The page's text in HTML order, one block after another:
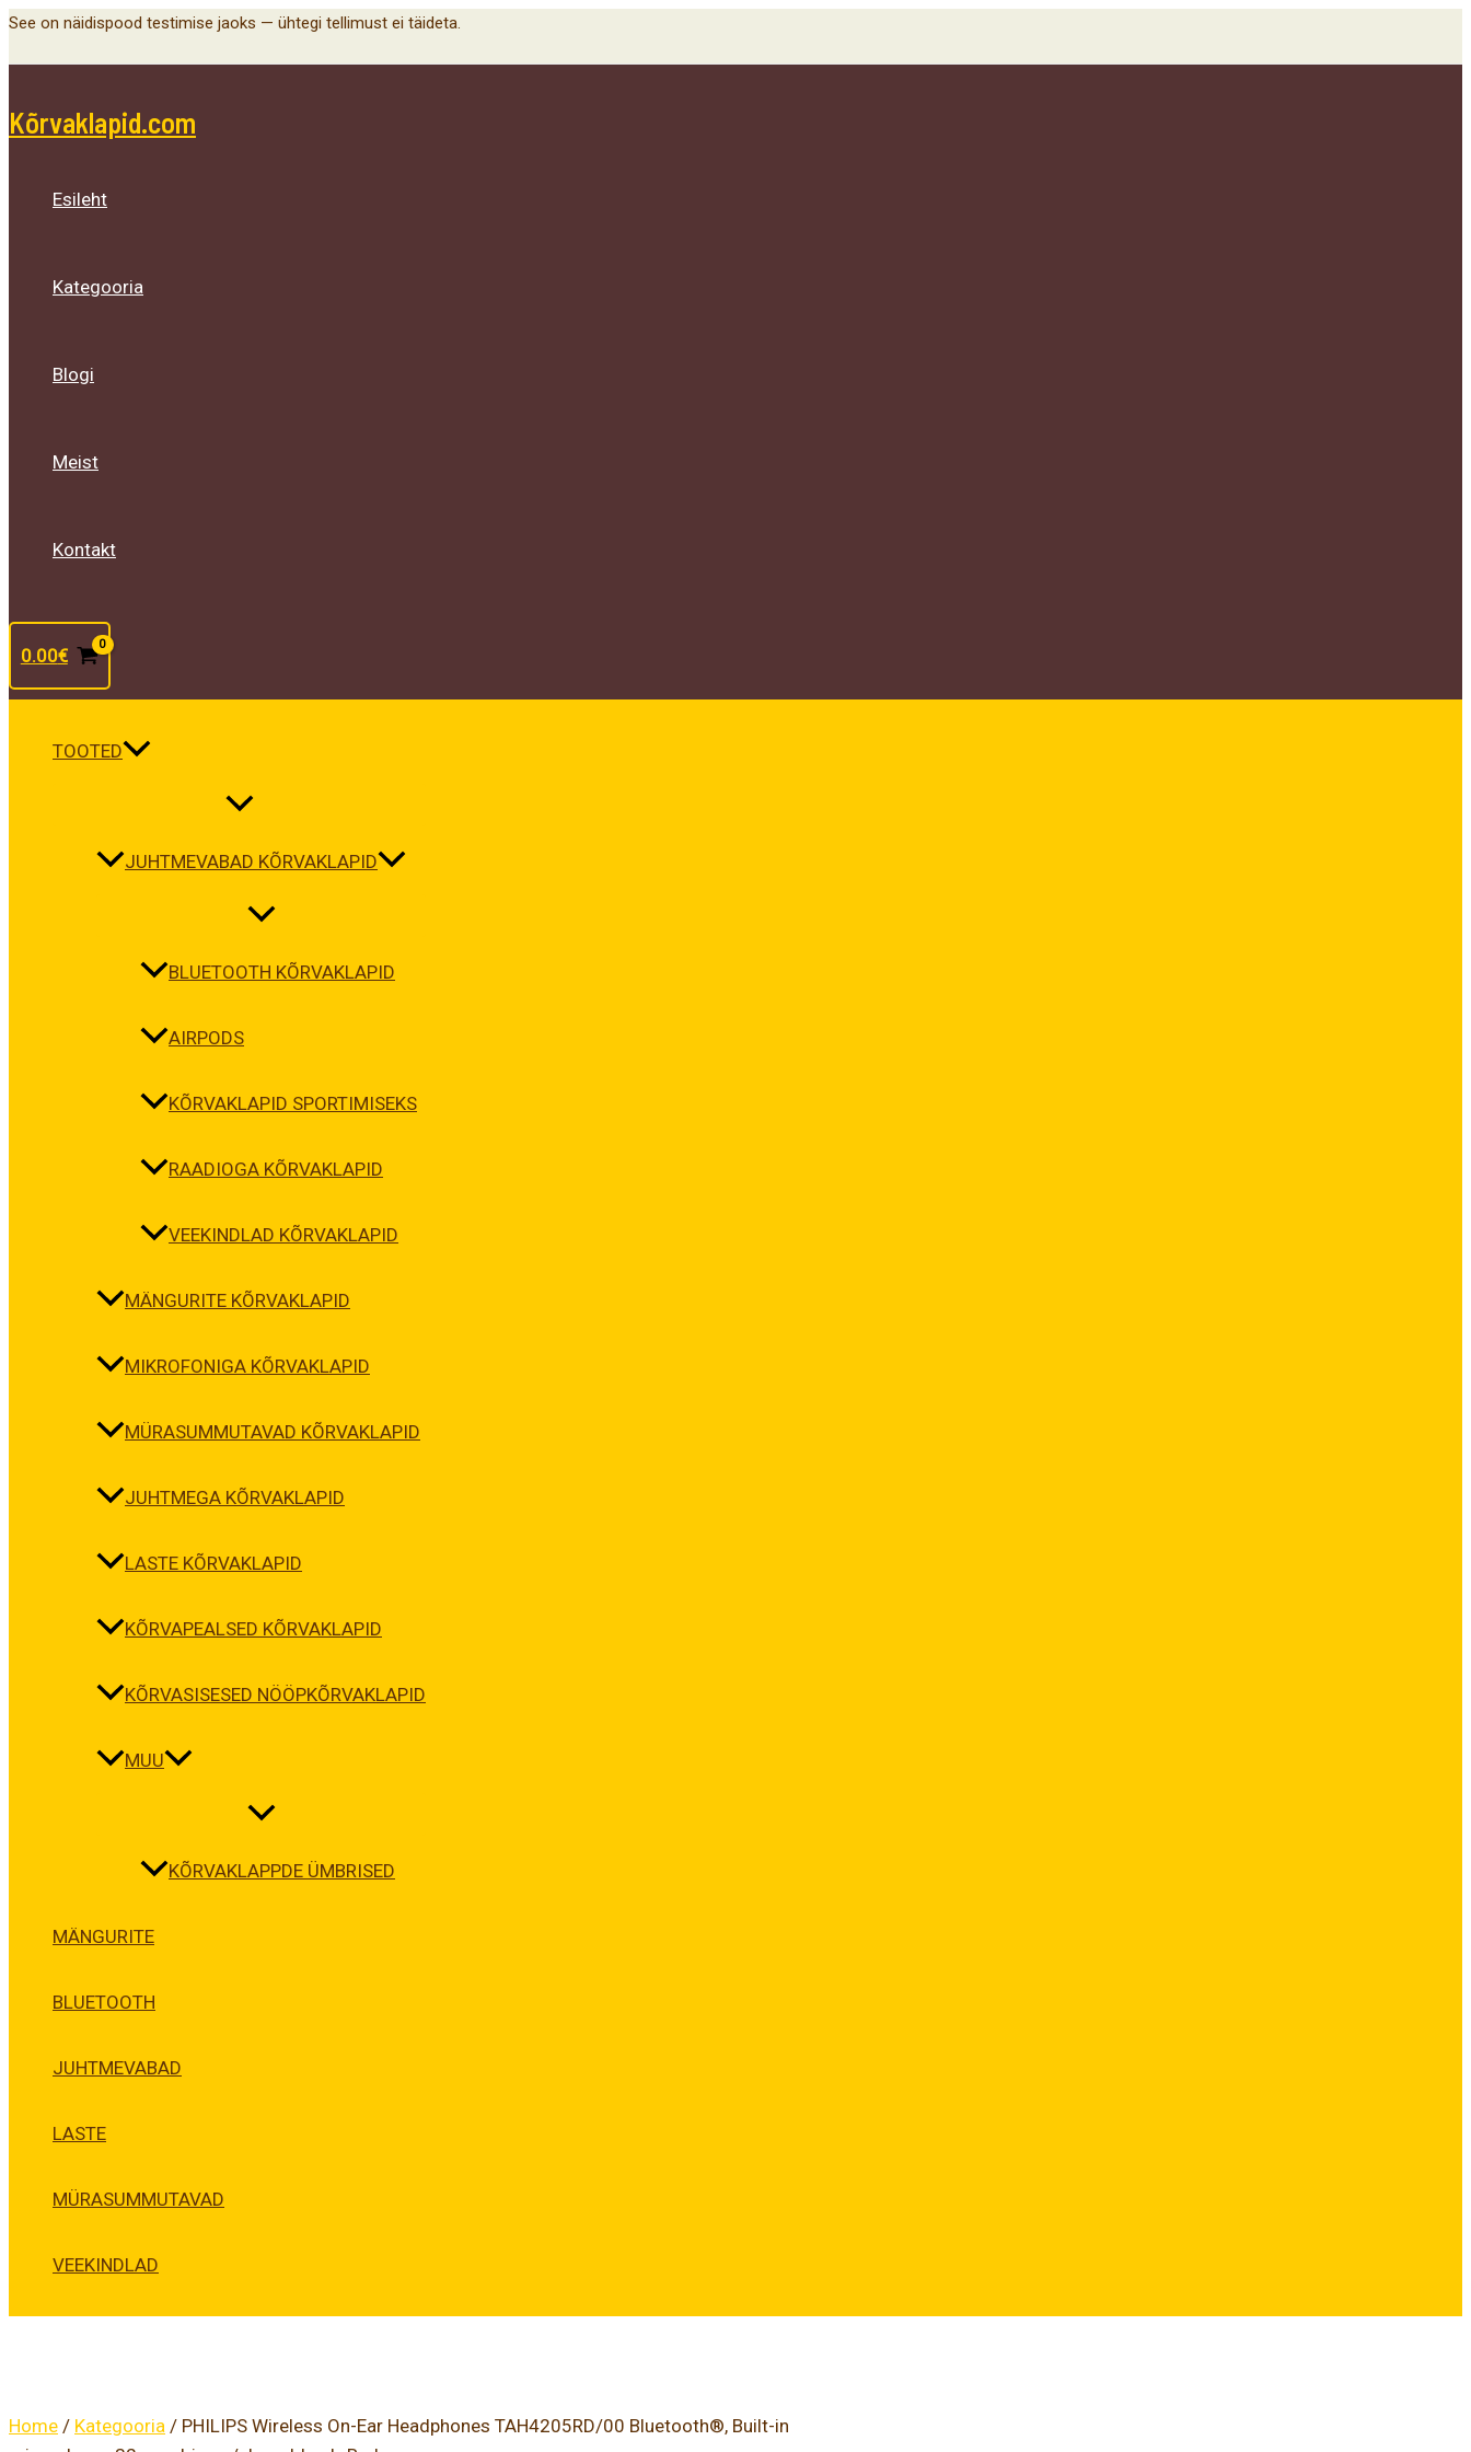
Skip
See on näidispood testimise jaoks — ühtegi tellimust ei täideta.
Kõrvaklapid.com
Esileht
Kategooria
Blogi
Meist
Kontakt
0.00€
TOOTED
Menu
Toggle
JUHTMEVABAD KÕRVAKLAPID
Menu
Toggle
BLUETOOTH KÕRVAKLAPID
AIRPODS
KÕRVAKLAPID SPORTIMISEKS
RAADIOGA KÕRVAKLAPID
VEEKINDLAD KÕRVAKLAPID
MÄNGURITE KÕRVAKLAPID
MIKROFONIGA KÕRVAKLAPID
MÜRASUMMUTAVAD KÕRVAKLAPID
JUHTMEGA KÕRVAKLAPID
LASTE KÕRVAKLAPID
KÕRVAPEALSED KÕRVAKLAPID
KÕRVASISESED NÖÖPKÕRVAKLAPID
MUU
Menu
Toggle
KÕRVAKLAPPDE ÜMBRISED
MÄNGURITE
BLUETOOTH
JUHTMEVABAD
LASTE
MÜRASUMMUTAVAD
VEEKINDLAD
Home / Kategooria / PHILIPS Wireless On-Ear Headphones TAH4205RD/00 Bluetooth®, Built-in